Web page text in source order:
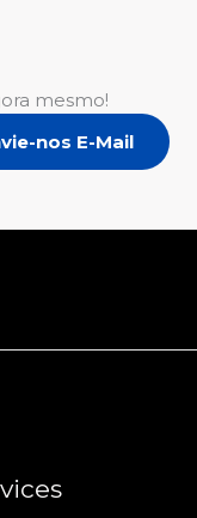
mesmo!
nos E-Mail